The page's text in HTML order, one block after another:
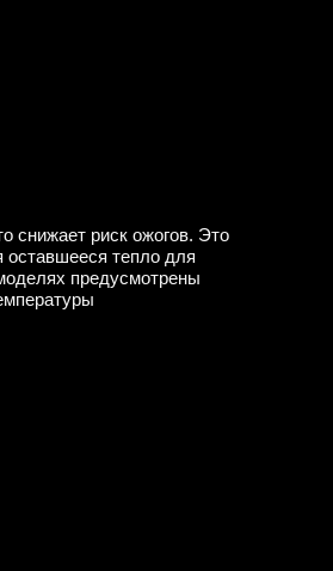
снижает риск ожогов. Это
оставшееся тепло для
предусмотрены